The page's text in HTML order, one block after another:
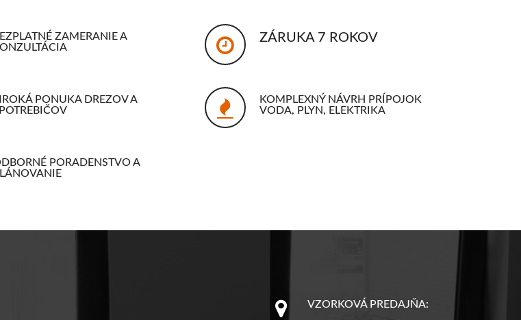
ZAMERANIE A
ZÁRUKA 7 ROKOV
PONUKA DREZOV A
KOMPLEXNÝ NÁVRH PRÍPOJOK
VODA, PLYN, ELEKTRIKA
PORADENSTVO A
VZORKOVÁ PREDAJŇA: